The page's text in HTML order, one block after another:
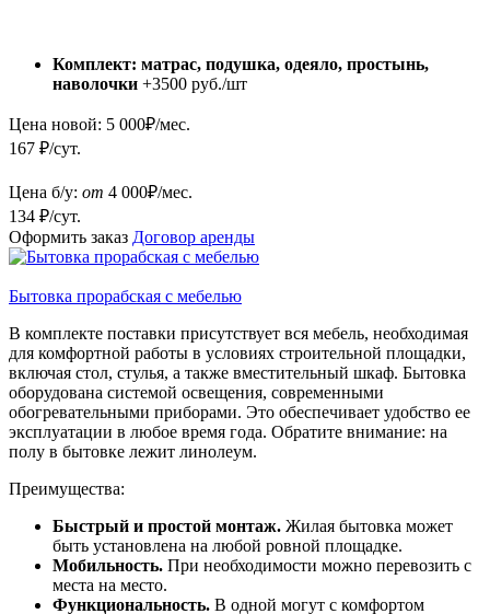
Комплект: матрас, подушка, одеяло, простынь,
наволочки +3500 руб./шт
Цена новой: 5 000₽/мес.
167 ₽/сут.
Цена б/у: от 4 000₽/мес.
134 ₽/сут.
Оформить заказ Договор аренды
Бытовка прорабская с мебелью
В комплекте поставки присутствует вся мебель, необходимая
для комфортной работы в условиях строительной площадки,
включая стол, стулья, а также вместительный шкаф. Бытовка
оборудована системой освещения, современными
обогревательными приборами. Это обеспечивает удобство ее
эксплуатации в любое время года. Обратите внимание: на
полу в бытовке лежит линолеум.
Преимущества:
Быстрый и простой монтаж. Жилая бытовка может
быть установлена на любой ровной площадке.
Мобильность. При необходимости можно перевозить с
места на место.
Функциональность. В одной могут с комфортом